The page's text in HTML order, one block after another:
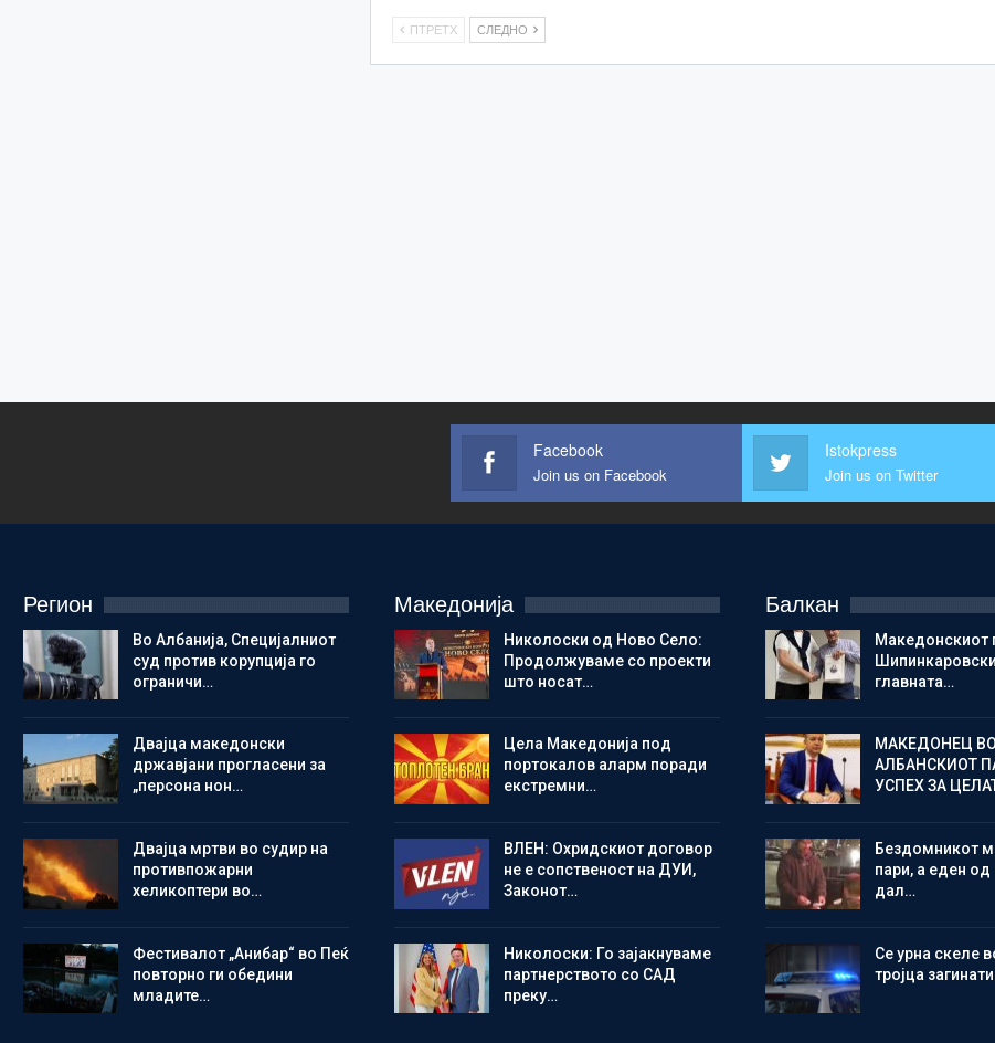
ПТРЕТХ СЛЕДНО
Facebook
Join us on Facebook
Istokpress
Join us on Twitter
Регион
Во Албанија, Специјалниот
суд против корупција го
ограничи…
Двајца македонски
државјани прогласени за
„персона нон…
Двајца мртви во судир на
противпожарни
хеликоптери во…
Фестивалот „Анибар“ во Пеќ
повторно ги обедини
младите…
Македонија
Николоски од Ново Село:
Продолжуваме со проекти
што носат…
Цела Македонија под
портокалов аларм поради
екстремни…
ВЛЕН: Охридскиот договор
не е сопственост на ДУИ,
Законот…
Николоски: Го зајакнуваме
партнерството со САД
преку…
Балкан
Македонскиот
главната…
МАКЕДОНЕЦ ВО
АЛБАНСКИОТ
УСПЕХ ЗА
Бездомникот
пари, а еден од
дал…
Се урна скеле
тројца загинати